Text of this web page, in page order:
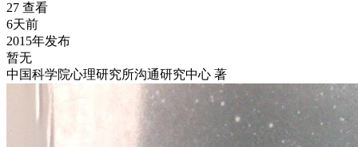
27 查看
6天前
2015年发布
暂无
中国科学院心理研究所沟通研究中心 著